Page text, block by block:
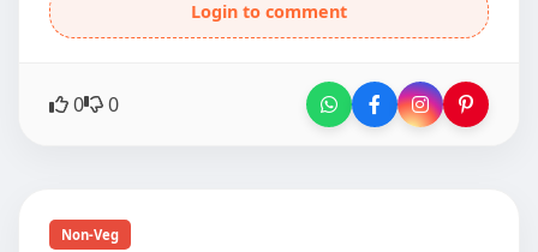
Login to comment
0 0
Non-Veg